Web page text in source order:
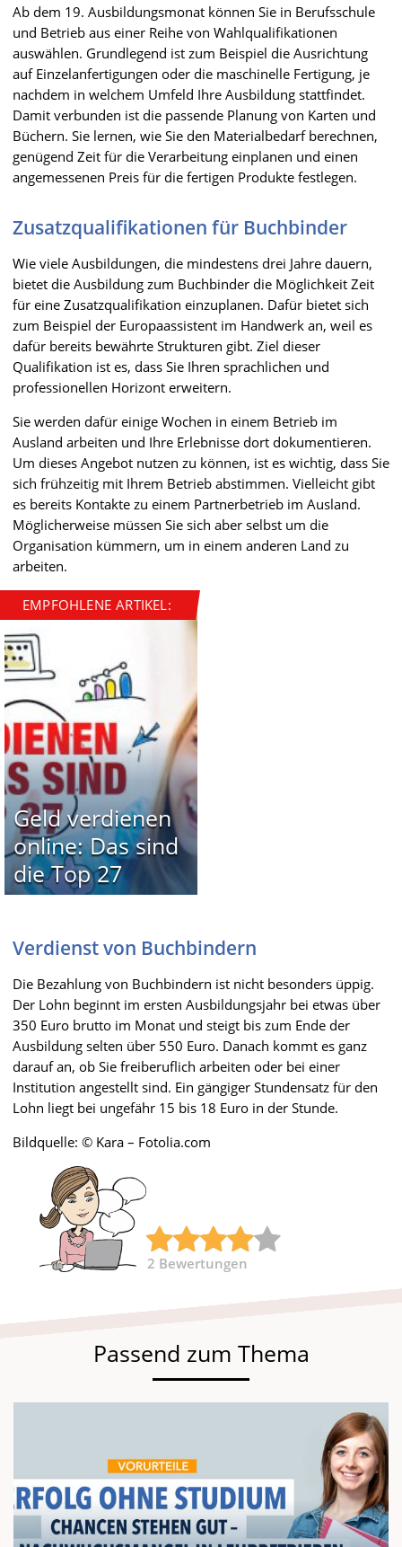
Ab dem 19. Ausbildungsmonat können Sie in Berufsschule
und Betrieb aus einer Reihe von Wahlqualifikationen
auswählen. Grundlegend ist zum Beispiel die Ausrichtung
auf Einzelanfertigungen oder die maschinelle Fertigung, je
nachdem in welchem Umfeld Ihre Ausbildung stattfindet.
Damit verbunden ist die passende Planung von Karten und
Büchern. Sie lernen, wie Sie den Materialbedarf berechnen,
genügend Zeit für die Verarbeitung einplanen und einen
angemessenen Preis für die fertigen Produkte festlegen.
Zusatzqualifikationen für Buchbinder
Wie viele Ausbildungen, die mindestens drei Jahre dauern,
bietet die Ausbildung zum Buchbinder die Möglichkeit Zeit
für eine Zusatzqualifikation einzuplanen. Dafür bietet sich
zum Beispiel der Europaassistent im Handwerk an, weil es
dafür bereits bewährte Strukturen gibt. Ziel dieser
Qualifikation ist es, dass Sie Ihren sprachlichen und
professionellen Horizont erweitern.
Sie werden dafür einige Wochen in einem Betrieb im
Ausland arbeiten und Ihre Erlebnisse dort dokumentieren.
Um dieses Angebot nutzen zu können, ist es wichtig, dass Sie
sich frühzeitig mit Ihrem Betrieb abstimmen. Vielleicht gibt
es bereits Kontakte zu einem Partnerbetrieb im Ausland.
Möglicherweise müssen Sie sich aber selbst um die
Organisation kümmern, um in einem anderen Land zu
arbeiten.
EMPFOHLENE ARTIKEL:
Geld verdienen
online: Das sind
die Top 27
Verdienst von Buchbindern
Die Bezahlung von Buchbindern ist nicht besonders üppig.
Der Lohn beginnt im ersten Ausbildungsjahr bei etwas über
350 Euro brutto im Monat und steigt bis zum Ende der
Ausbildung selten über 550 Euro. Danach kommt es ganz
darauf an, ob Sie freiberuflich arbeiten oder bei einer
Institution angestellt sind. Ein gängiger Stundensatz für den
Lohn liegt bei ungefähr 15 bis 18 Euro in der Stunde.
Bildquelle: © Kara – Fotolia.com
2 Bewertungen
Passend zum Thema